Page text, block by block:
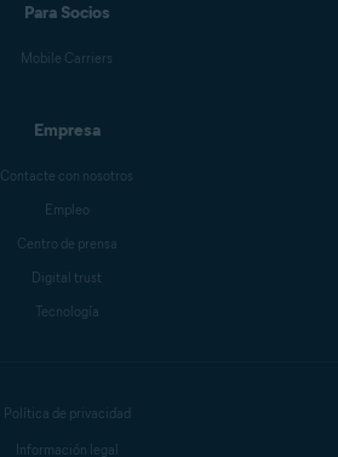
Para Socios
Mobile Carriers
Empresa
Contacte con nosotros
Empleo
Centro de prensa
Digital trust
Tecnología
Política de privacidad
Información legal